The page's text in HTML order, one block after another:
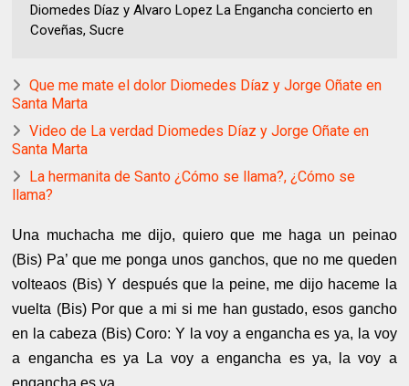
Diomedes Díaz y Alvaro Lopez La Engancha concierto en
Coveñas, Sucre
Que me mate el dolor Diomedes Díaz y Jorge Oñate en
Santa Marta
Video de La verdad Diomedes Díaz y Jorge Oñate en
Santa Marta
La hermanita de Santo ¿Cómo se llama?, ¿Cómo se
llama?
Una muchacha me dijo, quiero que me haga un peinao
(Bis) Pa’ que me ponga unos ganchos, que no me queden
volteaos (Bis) Y después que la peine, me dijo haceme la
vuelta (Bis) Por que a mi si me han gustado, esos gancho
en la cabeza (Bis) Coro: Y la voy a engancha es ya, la voy
a engancha es ya La voy a engancha es ya, la voy a
engancha es ya.